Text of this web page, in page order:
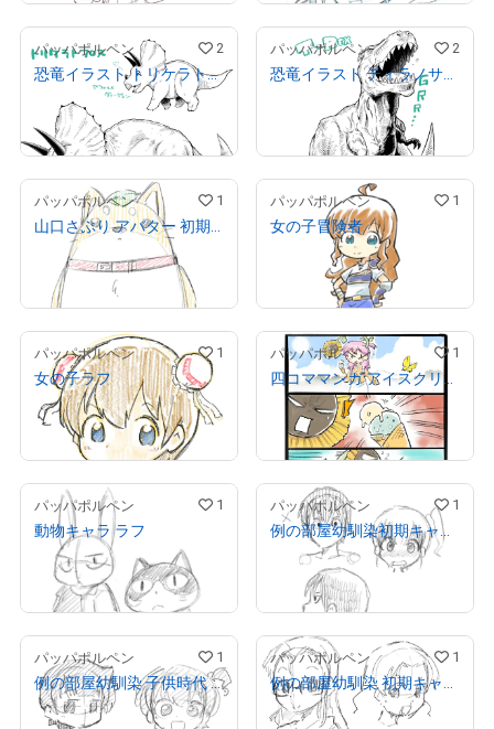
パッパポルペン 2
恐竜イラスト トリケラトプス
50,000
売出し（初回販売）
パッパポルペン 2
売出し（初回販売）
パッパポルペン 1
10,000
売出し（初回販売）
パッパポルペン 1
女の子冒険者
10,000
売出し（初回販売）
パッパポルペン 1
女の子ラフ
¥10,000
売出し（初回販売）
パッパポルペン 1
四コママンガ アイスクリーム
30,000
売出し（初回販売）
パッパポルペン 1
動物キャラ ラフ
10,000
売出し（初回販売）
パッパポルペン 1
例の部屋幼馴染初期キャラデザ案
10,000
売出し（初回販売）
パッパポルペン 1
例の部屋幼馴染 子供時代 初期キャラデザ案
¥10,000
パッパポルペン 1
¥10,000